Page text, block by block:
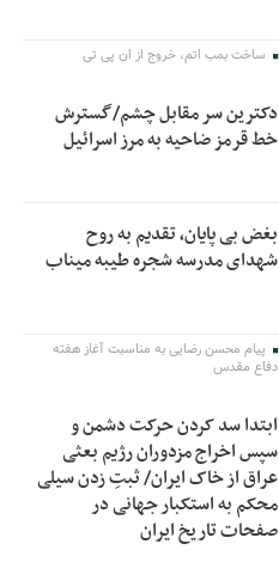
ساخت بمب اتم، خروج از ان پی تی
دکترین سر مقابل چشم/گسترش
خط قرمز ضاحیه به مرز اسرائیل
بغض بی پایان، تقدیم به روح
شهدای مدرسه شجره طیبه میناب
پیام محسن رضایی به مناسبت آغاز هفته
دفاع مقدس
ابتدا سد کردن حرکت دشمن و
سپس اخراج مزدوران رژیم بعثی
عراق از خاک ایران/ ثبتِ زدن سیلی
محکم به استکبار جهانی در
صفحات تاریخ ایران